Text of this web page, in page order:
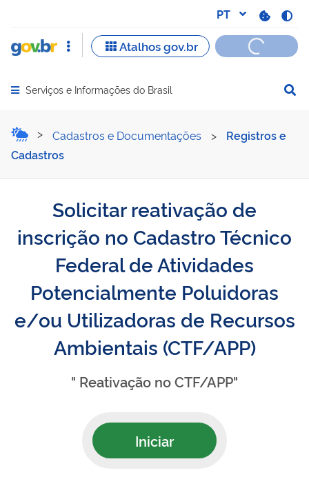
Abrir menu principal de navegação
Serviços e Informações do Brasil
Solicitar reativação de
Cadastros e Documentações >
Registros e
Cadastros
Solicitar reativação de
inscrição no Cadastro Técnico
Federal de Atividades
Potencialmente Poluidoras
e/ou Utilizadoras de Recursos
Ambientais (CTF/APP)
" Reativação no CTF/APP"
Iniciar